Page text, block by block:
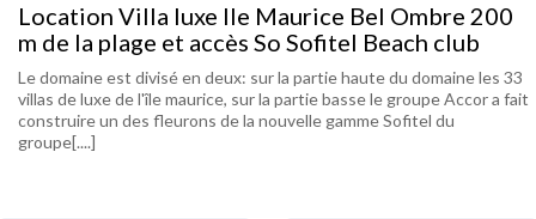
Location Villa luxe Ile Maurice Bel Ombre 200
m de la plage et accès So Sofitel Beach club
Le domaine est divisé en deux: sur la partie haute du domaine les 33
villas de luxe de l'île maurice, sur la partie basse le groupe Accor a fait
construire un des fleurons de la nouvelle gamme Sofitel du
groupe[....]